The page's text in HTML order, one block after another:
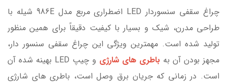
چراغ سقفی سنسوردار LED اضطراری مربع مدل 986E شیله با
طراحی مدرن، شیک و بسیار با کیفیت دقیقاً برای همین منظور
تولید شده است. مهمترین ویژگی این چراغ سقفی سنسور دار،
مجهز بودن آن به باطری های شارژی
و چیپ LED بهینه شده آن
است. در زمانی که جریان برق وصل است، باطری های شارژی